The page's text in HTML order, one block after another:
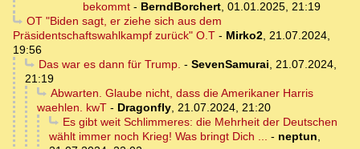
bekommt - BerndBorchert, 01.01.2025, 21:19
OT "Biden sagt, er ziehe sich aus dem
Präsidentschaftswahlkampf zurück" O.T - Mirko2, 21.07.2024,
19:56
Das war es dann für Trump. - SevenSamurai, 21.07.2024,
21:19
Abwarten. Glaube nicht, dass die Amerikaner Harris
waehlen. kwT - Dragonfly, 21.07.2024, 21:20
Es gibt weit Schlimmeres: die Mehrheit der Deutschen
wählt immer noch Krieg! Was bringt Dich ... - neptun,